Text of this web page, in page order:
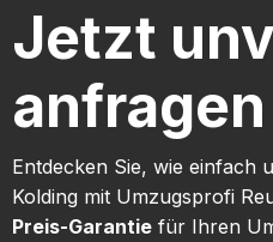
Jetzt
Entdecken Sie, wie einfach
Kolding mit Umzugsprofi
Preis-Garantie für Ihren